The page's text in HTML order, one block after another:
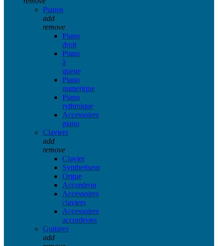
Pianos
add
remove
Piano
droit
Piano
à
queue
Piano
numerique
Piano
rythmique
Accessoires
piano
Claviers
add
remove
Clavier
Synthetiseur
Orgue
Accordeon
Accessoires
claviers
Accessoires
accordeons
Guitares
add